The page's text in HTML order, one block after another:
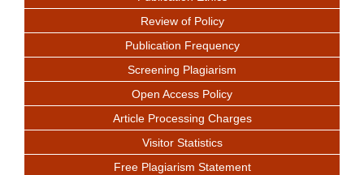
Review of Policy
Publication Frequency
Screening Plagiarism
Open Access Policy
Article Processing Charges
Visitor Statistics
Free Plagiarism Statement